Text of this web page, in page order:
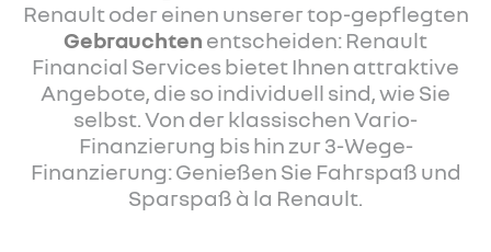
Renault oder einen unserer top-gepflegten
Gebrauchten entscheiden: Renault
Financial Services bietet Ihnen attraktive
Angebote, die so individuell sind, wie Sie
selbst. Von der klassischen Vario-
Finanzierung bis hin zur 3-Wege-
Finanzierung: Genießen Sie Fahrspaß und
Sparspaß à la Renault.